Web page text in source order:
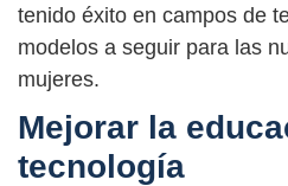
tenido éxito en campos de
modelos a seguir para las
mujeres.
Mejorar la
tecnología